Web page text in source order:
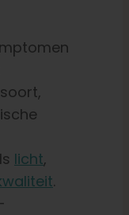
licht,
.